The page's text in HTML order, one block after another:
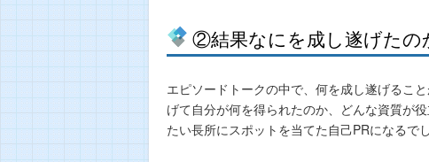
②結果なにを成し遂げたの
エピソードトークの中で、何を成し遂げるこ
げて自分が何を得られたのか、どんな資質が
たい長所にスポットを当てた自己PRになるでし